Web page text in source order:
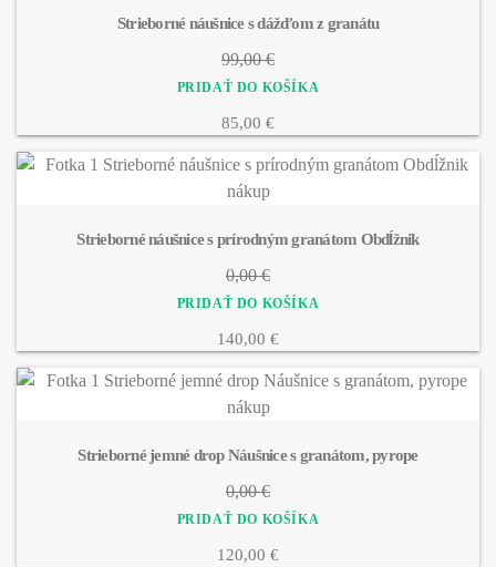
Strieborné náušnice s dážďom z granátu
99,00 €
85,00 €
Strieborné náušnice s prírodným granátom Obdĺžnik
0,00 €
140,00 €
Strieborné jemné drop Náušnice s granátom, pyrope
0,00 €
120,00 €